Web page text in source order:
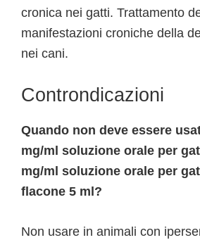
cronica nei gatti. Trattamento
manifestazioni croniche della
nei cani.
Controndicazioni
Quando non deve essere
mg/ml soluzione orale per
mg/ml soluzione orale per
flacone 5 ml?
Non usare in animali con